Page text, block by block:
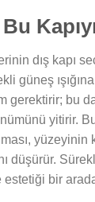
dış kapı
güneş
gerektirir; bu
yitirir.
yüzeyinin
düşürür.
estetiği bir